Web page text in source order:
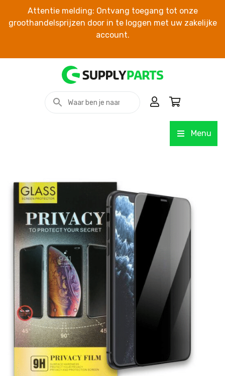
Attentie melding: Ontvang toegang tot onze
groothandelsprijzen door in te loggen met uw zakelijke
account.
Menu